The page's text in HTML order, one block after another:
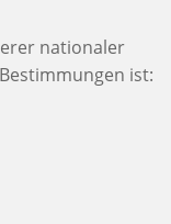
nationaler
ist: